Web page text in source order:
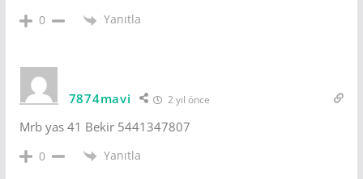
0 Yanıtla
7874mavi 2 yıl önce
Mrb yas 41 Bekir 5441347807
0 Yanıtla